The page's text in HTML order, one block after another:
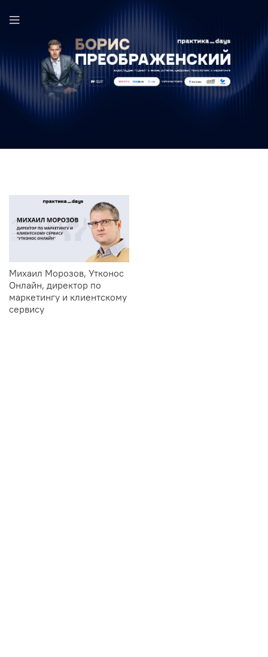
Михаил Морозов, Утконос
Онлайн, директор по
маркетингу и клиентскому
сервису